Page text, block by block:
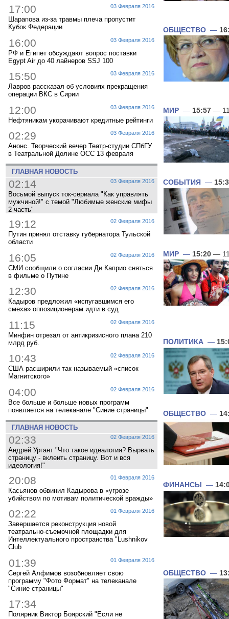
03 Февраля 2016
17:00
Шарапова из-за травмы плеча пропустит
Кубок Федерации
03 Февраля 2016
16:00
РФ и Египет обсуждают вопрос поставки
Egypt Air до 40 лайнеров SSJ 100
03 Февраля 2016
15:50
Лавров рассказал об условиях прекращения
операции ВКС в Сирии
03 Февраля 2016
12:00
Нефтяникам укорачивают кредитные рейтинги
03 Февраля 2016
02:29
Анонс. Творческий вечер Театр-студии СПбГУ
в Театральной Долине ОСС 13 февраля
ГЛАВНАЯ НОВОСТЬ
03 Февраля 2016
02:14
Восьмой выпуск ток-сериала "Как управлять
мужчиной!" с темой "Любимые женские мифы
2 часть"
02 Февраля 2016
19:12
Путин принял отставку губернатора Тульской
области
02 Февраля 2016
16:05
СМИ сообщили о согласии Ди Каприо сняться
в фильме о Путине
02 Февраля 2016
12:30
Кадыров предложил «испугавшимся его
смеха» оппозиционерам идти в суд
02 Февраля 2016
11:15
Минфин отрезал от антикризисного плана 210
млрд руб.
02 Февраля 2016
10:43
США расширили так называемый «список
Магнитского»
02 Февраля 2016
04:00
Все больше и больше новых программ
появляется на телеканале "Синие страницы"
ГЛАВНАЯ НОВОСТЬ
02 Февраля 2016
02:33
Андрей Ургант "Что такое идеалогия? Вырвать
страницу - вклеить страницу. Вот и вся
идеология!"
01 Февраля 2016
20:08
Касьянов обвинил Кадырова в «угрозе
убийством по мотивам политической вражды»
01 Февраля 2016
02:22
Завершается реконструкция новой
театрально-съемочной площадки для
Интеллектуального пространства "Lushnikov
Club
01 Февраля 2016
01:39
Сергей Алфимов возобновляет свою
программу "Фото Формат" на телеканале
"Синие страницы"
17:34
Полярник Виктор Боярский "Если не
ОБЩЕСТВО —
МИР — 15:57 —
СОБЫТИЯ —
МИР — 15:20 —
ПОЛИТИКА —
ОБЩЕСТВО —
ФИНАНСЫ —
ОБЩЕСТВО —